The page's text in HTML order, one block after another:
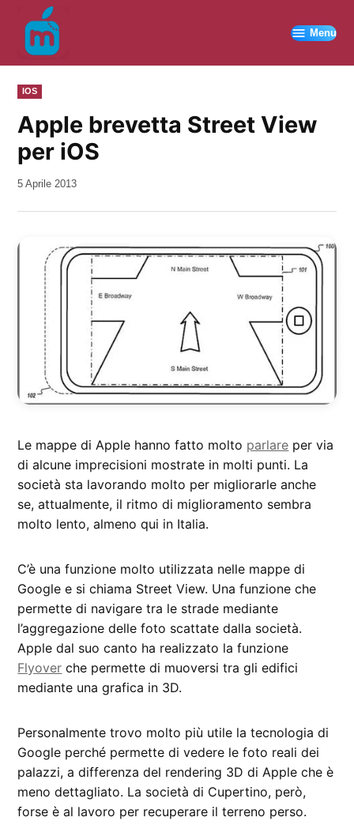
contenuto
Menu
PUBBLICATO
IN
IOS
Apple brevetta Street View
per iOS
da
5 Aprile 2013
Le mappe di Apple hanno fatto molto parlare per via
di alcune imprecisioni mostrate in molti punti. La
società sta lavorando molto per migliorarle anche
se, attualmente, il ritmo di miglioramento sembra
molto lento, almeno qui in Italia.
C’è una funzione molto utilizzata nelle mappe di
Google e si chiama Street View. Una funzione che
permette di navigare tra le strade mediante
l’aggregazione delle foto scattate dalla società.
Apple dal suo canto ha realizzato la funzione
Flyover che permette di muoversi tra gli edifici
mediante una grafica in 3D.
Personalmente trovo molto più utile la tecnologia di
Google perché permette di vedere le foto reali dei
palazzi, a differenza del rendering 3D di Apple che è
meno dettagliato. La società di Cupertino, però,
forse è al lavoro per recuperare il terreno perso.